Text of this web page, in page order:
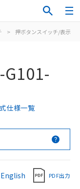
> 押ボタンスイッチ/表示灯
G101-
仕様一覧
English PDF出力